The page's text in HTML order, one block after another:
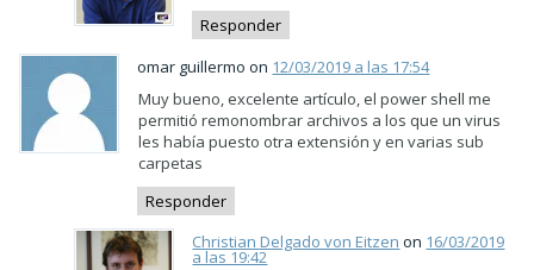
Responder
omar guillermo on 12/03/2019 a las 17:54
Muy bueno, excelente artículo, el power shell me
permitió remonombrar archivos a los que un virus
les había puesto otra extensión y en varias sub
carpetas
Responder
Christian Delgado von Eitzen on 16/03/2019
a las 19:42